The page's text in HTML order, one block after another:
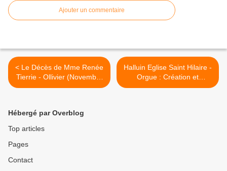
Ajouter un commentaire
< Le Décès de Mme Renée
Tierrie - Ollivier (Novembre
2022).
Halluin Eglise Saint Hilaire -
Orgue : Création et
Restauration... Festival
Hébergé par Overblog
Top articles
Pages
Contact